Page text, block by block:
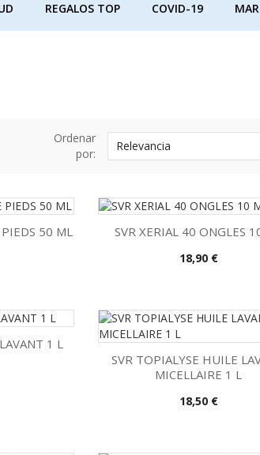
REGALOS TOP COVID-19
Ordenar
por:
Relevancia
50 ML
Vista rápida
SVR XERIAL 40 ONGLES
Precio
18,90 €
1 L
Vista rápida
SVR TOPIALYSE HUILE
MICELLAIRE 1 L
Precio
18,50 €